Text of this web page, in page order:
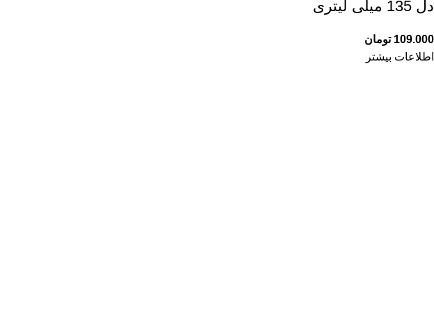
دل 135 میلی لیتری
109.000 تومان
اطلاعات بیشتر